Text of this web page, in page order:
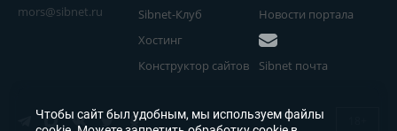
mors@sibnet.ru
Sibnet-Клуб
Новости портала
Хостинг
Конструктор сайтов
Sibnet почта
Чтобы сайт был удобным, мы используем файлы